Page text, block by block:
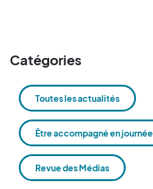
Catégories
Toutes les actualités
Être accompagné en journée
Revue des Médias